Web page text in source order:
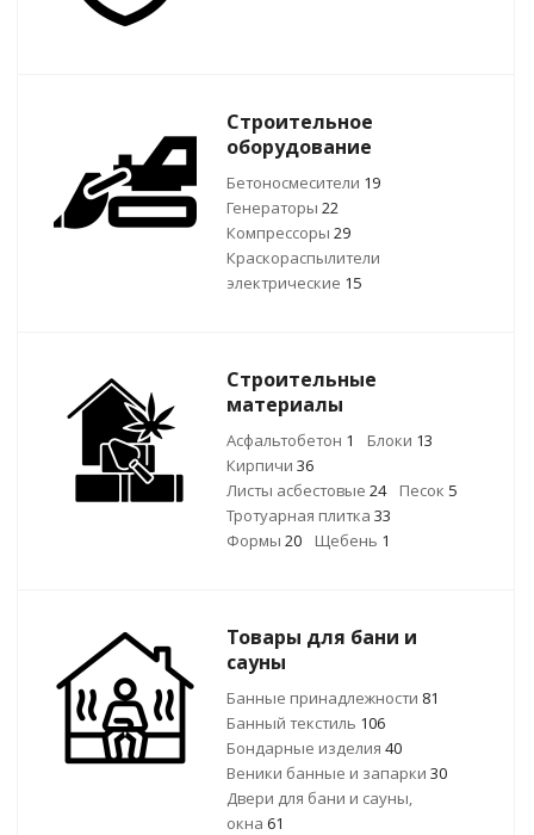
Строительное
оборудование
Бетоносмесители 19
Генераторы 22
Компрессоры 29
Краскораспылители
электрические 15
Строительные
материалы
Асфальтобетон 1 Блоки 13
Кирпичи 36
Листы асбестовые 24 Песок 5
Тротуарная плитка 33
Формы 20 Щебень 1
Товары для бани и
сауны
Банные принадлежности 81
Банный текстиль 106
Бондарные изделия 40
Веники банные и запарки 30
Двери для бани и сауны,
окна 61